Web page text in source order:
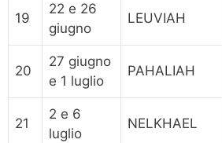
19
22 e 26
giugno
LEUVIAH
20
27 giugno
e 1 luglio
PAHALIAH
21
2 e 6
luglio
NELKHAEL